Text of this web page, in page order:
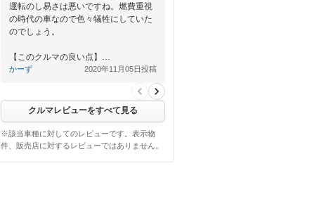
運転のし易さは悪いですね。燃費重視
の時代の車なので色々犠牲にしていた
のでしょう。
【このクルマの良い点】…
かーず 2020年11月05日投稿
クルマレビューをすべて見る
※該当車種に対してのレビューです。表示物
件、販売店に対するレビューではありません。